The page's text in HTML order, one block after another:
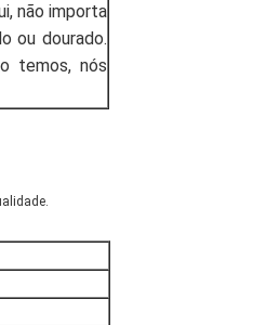
não importa
ou dourado.
temos, nós